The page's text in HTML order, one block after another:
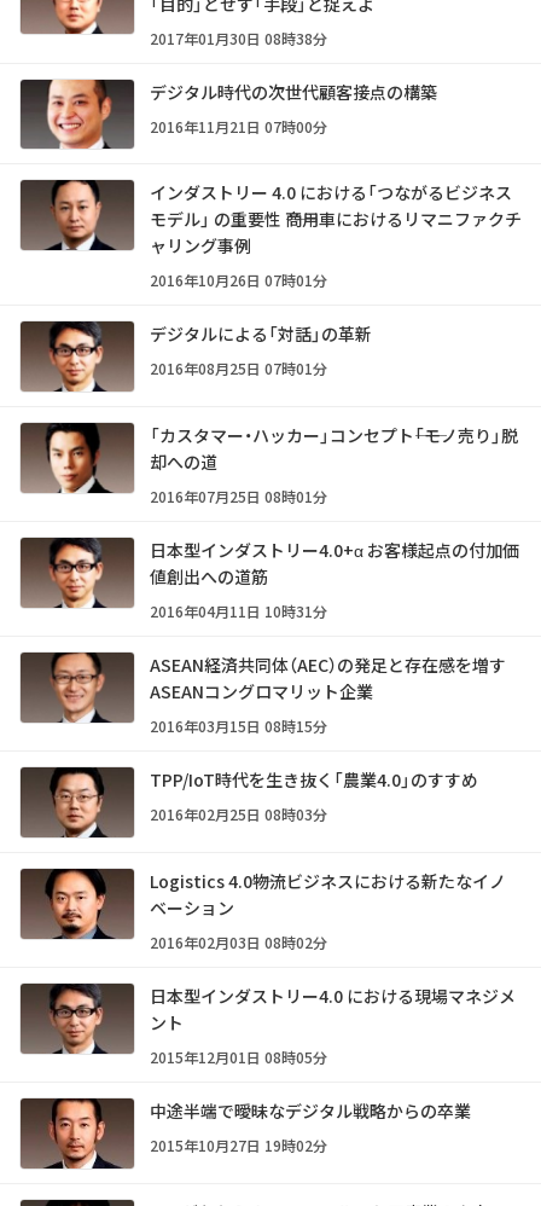
2017年01月30日 08時38分
デジタル時代の次世代顧客接点の構築
2016年11月21日 07時00分
インダストリー 4.0 における「つながるビジネス
モデル」 の重要性 ――商用車におけるリマニファクチ
ャリング事例
2016年10月26日 07時01分
デジタルによる「対話」の革新
2016年08月25日 07時01分
「カスタマー・ハッカー」コンセプト――「モノ売り」脱
却への道
2016年07月25日 08時01分
日本型インダストリー4.0+α お客様起点の付加価
値創出への道筋
2016年04月11日 10時31分
ASEAN経済共同体（AEC）の発足と存在感を増す
ASEANコングロマリット企業
2016年03月15日 08時15分
TPP/IoT時代を生き抜く「農業4.0」のすすめ
2016年02月25日 08時03分
Logistics 4.0――物流ビジネスにおける新たなイノ
ベーション
2016年02月03日 08時02分
日本型インダストリー4.0 における現場マネジメ
ント
2015年12月01日 08時05分
中途半端で曖昧なデジタル戦略からの卒業
2015年10月27日 19時02分